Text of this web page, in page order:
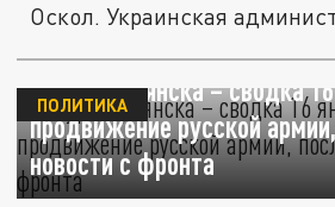
Оскол. Украинская
Штурм Купянска – сводка
продвижение русской
новости с фронта
ПОЛИТИКА